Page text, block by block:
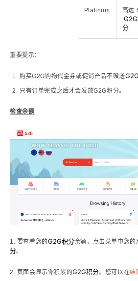
Platinum 高达
分
重要提示：
购买G2G购物代金券或促销产品不赠送
只有订单完成之后才会发放G2G积分。
检查余额
1. 要查看您的G2G积分余额，点击菜单中您的
分。
2. 页面会显示你积累的G2G积分。您可以在结